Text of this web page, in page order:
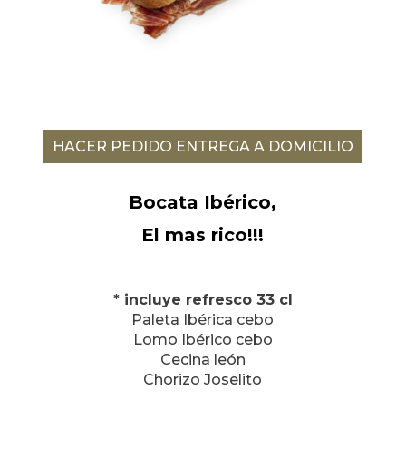
HACER PEDIDO ENTREGA A DOMICILIO
Bocata Ibérico,
El mas rico!!!
* incluye refresco 33 cl
Paleta Ibérica cebo
Lomo Ibérico cebo
Cecina león
Chorizo Joselito